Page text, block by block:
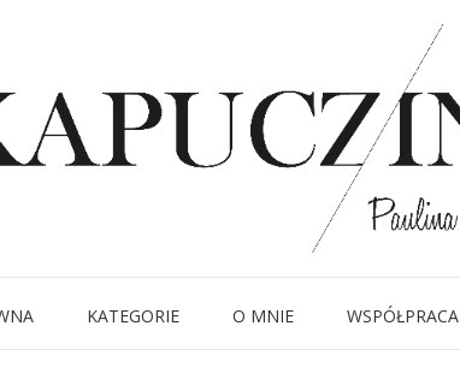
KATEGORIE O MNIE WSPÓŁPRACA
IMG_9187
Written byKapuczina in